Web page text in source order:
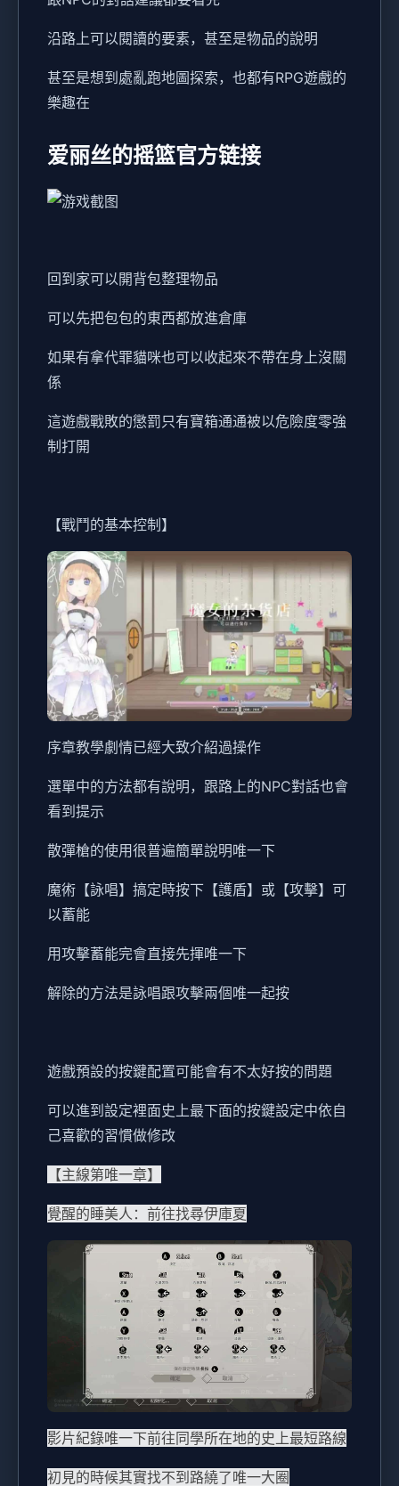
沿路上可以閱讀的要素，甚至是物品的說明
甚至是想到處亂跑地圖探索，也都有RPG遊戲的
樂趣在
爱丽丝的摇篮官方链接
回到家可以開背包整理物品
可以先把包包的東西都放進倉庫
如果有拿代罪貓咪也可以收起來不帶在身上沒關
係
這遊戲戰敗的懲罰只有寶箱通通被以危險度零強
制打開
【戰鬥的基本控制】
序章教學劇情已經大致介紹過操作
選單中的方法都有說明，跟路上的NPC對話也會
看到提示
散彈槍的使用很普遍簡單說明唯一下
魔術【詠唱】搞定時按下【護盾】或【攻擊】可
以蓄能
用攻擊蓄能完會直接先揮唯一下
解除的方法是詠唱跟攻擊兩個唯一起按
遊戲預設的按鍵配置可能會有不太好按的問題
可以進到設定裡面史上最下面的按鍵設定中依自
己喜歡的習慣做修改
【主線第唯一章】
覺醒的睡美人：前往找尋伊庫夏
影片紀錄唯一下前往同學所在地的史上最短路線
初見的時候其實找不到路繞了唯一大圈